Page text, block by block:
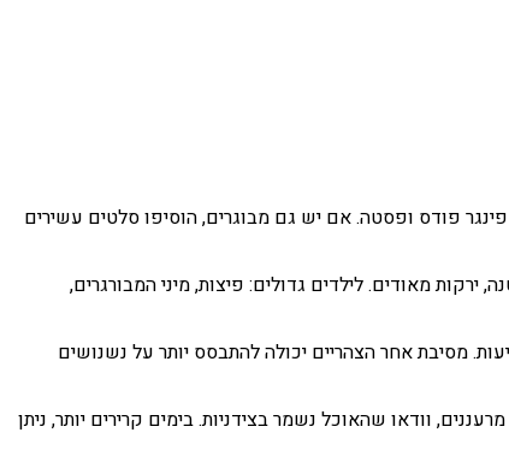
פודס ופסטה. אם יש גם מבוגרים, הוסיפו סלטים עשירים
ירקות מאודים. לילדים גדולים: פיצות, מיני המבורגרים,
מסיבת אחר הצהריים יכולה להתבסס יותר על נשנושים
וודאו שהאוכל נשמר בצידניות. בימים קרירים יותר, ניתן